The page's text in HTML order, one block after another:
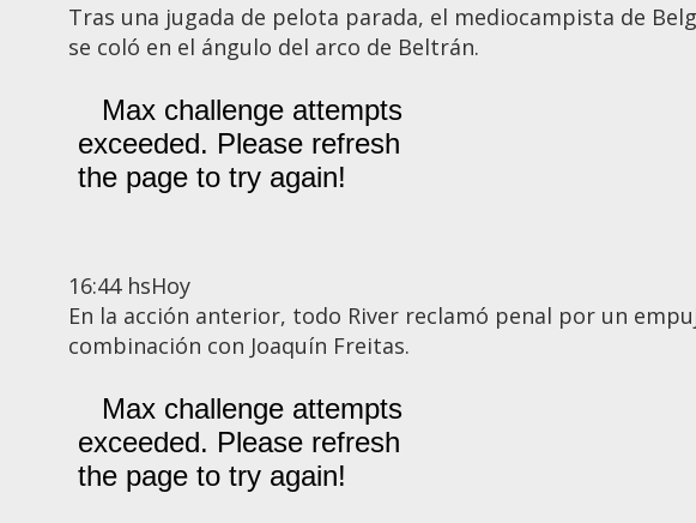
Tras una jugada de pelota parada, el mediocampista de
se coló en el ángulo del arco de Beltrán.
16:44 hsHoy
En la acción anterior, todo River reclamó penal por un
combinación con Joaquín Freitas.